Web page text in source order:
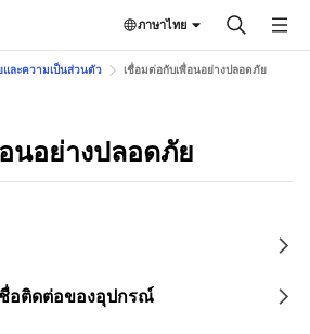
ภาษาไทย
ละความเป็นส่วนตัว เชื่อมต่อกับเพื่อนอย่างปลอดภัย
นอย่างปลอดภัย
อติดต่อของอุปกรณ์